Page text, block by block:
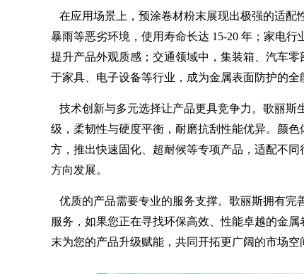
在应用场景上，预涂卷材粉末展现出极强的适配
暴雨等恶劣环境，使用寿命长达 15-20 年；家电
提升产品外观质感；交通领域中，集装箱、汽车
于家具、电子设备等行业，成为金属表面防护的全
技术创新与多元选择让产品更具竞争力。歌丽斯
级，柔韧性与硬度平衡，耐磨抗刮性能优异。颜
方，推出快速固化、超耐候等专项产品，适配不
方向发展。
优质的产品需要专业的服务支撑。歌丽斯拥有完
服务，如果您正在寻找环保高效、性能卓越的金
末为您的产品升级赋能，共同开拓更广阔的市场空